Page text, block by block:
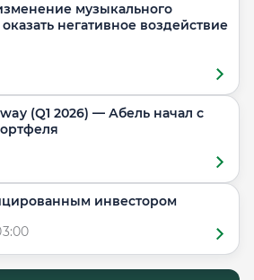
музыкального
негативное воздействие
(Q1 2026) — Абель начал с
инвестором